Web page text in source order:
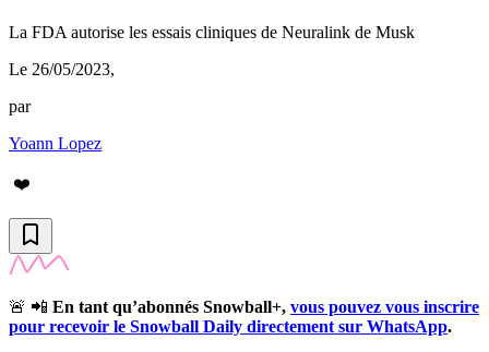
La FDA autorise les essais cliniques de Neuralink de Musk
Le 26/05/2023,
par
Yoann Lopez
❤️
🚨 📲 En tant qu’abonnés Snowball+, vous pouvez vous inscrire
pour recevoir le Snowball Daily directement sur WhatsApp.